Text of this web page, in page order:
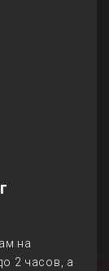
на
2 часов, а